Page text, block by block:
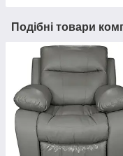
Подібні товари